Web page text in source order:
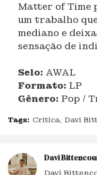
Matter of Time
um trabalho
mediano e
sensação de
Selo: AWAL
Formato: LP
Gênero: Pop /
Tags: Crítica Davi
Davi
Davi